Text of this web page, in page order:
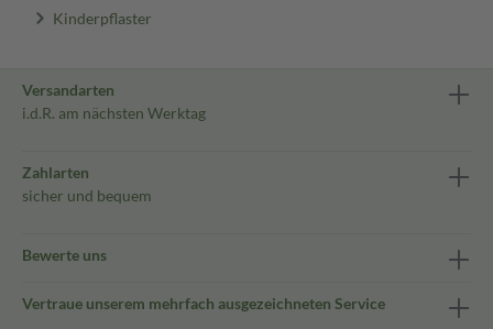
Kinderpflaster
Versandarten
i.d.R. am nächsten Werktag
Zahlarten
sicher und bequem
Bewerte uns
Vertraue unserem mehrfach ausgezeichneten Service